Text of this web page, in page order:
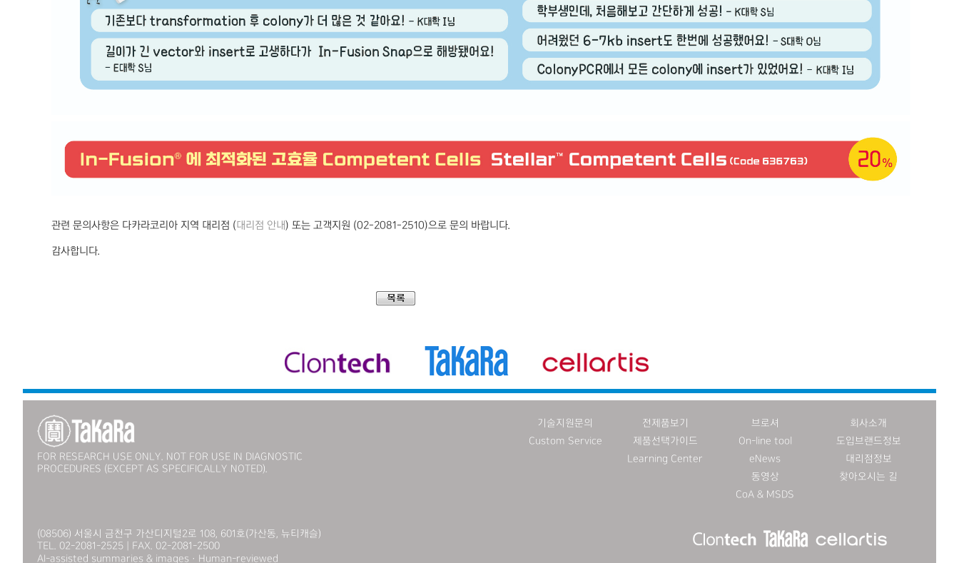
관련 문의사항은 다카라코리아 지역 대리점 (대리점 안내) 또는 고객지원 (02-2081-2510)으로 문의 바랍니다.
감사합니다.
FOR RESEARCH USE ONLY. NOT FOR USE IN DIAGNOSTIC
PROCEDURES (EXCEPT AS SPECIFICALLY NOTED).
기술지원문의
Custom Service
전제품보기
제품선택가이드
Learning Center
브로셔
On-line tool
eNews
동영상
CoA & MSDS
회사소개
도입브랜드정보
대리점정보
찾아오시는 길
(08506) 서울시 금천구 가산디지털2로 108, 601호(가산동, 뉴티캐슬)
TEL. 02-2081-2525 | FAX. 02-2081-2500
AI-assisted summaries & images · Human-reviewed